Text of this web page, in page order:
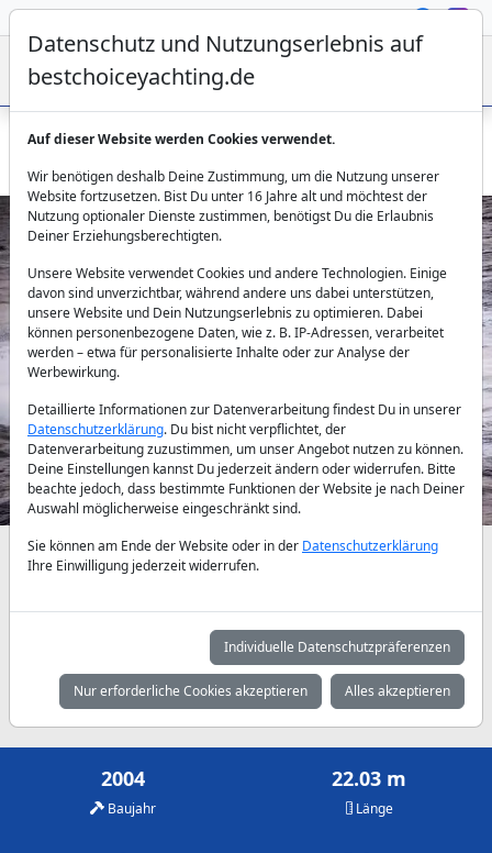
Motoryacht Hasard - 22m 4 Kabinen Charter ab Athen
Previous Next
Verfügbarkeiten und Tagespreise nach Absprache
Mai Juni
3.500 €
Juli
3.500 €
August
3.500 €
September
3.500 €
Oktober
3.000 €
2004
Baujahr
22.03 m
Länge
Datenschutz und Nutzungserlebnis auf
bestchoiceyachting.de
Auf dieser Website werden Cookies verwendet.
Wir benötigen deshalb Deine Zustimmung, um die Nutzung unserer
Website fortzusetzen. Bist Du unter 16 Jahre alt und möchtest der
Nutzung optionaler Dienste zustimmen, benötigst Du die Erlaubnis
Deiner Erziehungsberechtigten.
Unsere Website verwendet Cookies und andere Technologien. Einige
davon sind unverzichtbar, während andere uns dabei unterstützen,
unsere Website und Dein Nutzungserlebnis zu optimieren. Dabei
können personenbezogene Daten, wie z. B. IP-Adressen, verarbeitet
werden – etwa für personalisierte Inhalte oder zur Analyse der
Werbewirkung.
Detaillierte Informationen zur Datenverarbeitung findest Du in unserer
Datenschutzerklärung. Du bist nicht verpflichtet, der
Datenverarbeitung zuzustimmen, um unser Angebot nutzen zu können.
Deine Einstellungen kannst Du jederzeit ändern oder widerrufen. Bitte
beachte jedoch, dass bestimmte Funktionen der Website je nach Deiner
Auswahl möglicherweise eingeschränkt sind.
Sie können am Ende der Website oder in der Datenschutzerklärung
Ihre Einwilligung jederzeit widerrufen.
Individuelle Datenschutzpräferenzen
Nur erforderliche Cookies akzeptieren Alles akzeptieren